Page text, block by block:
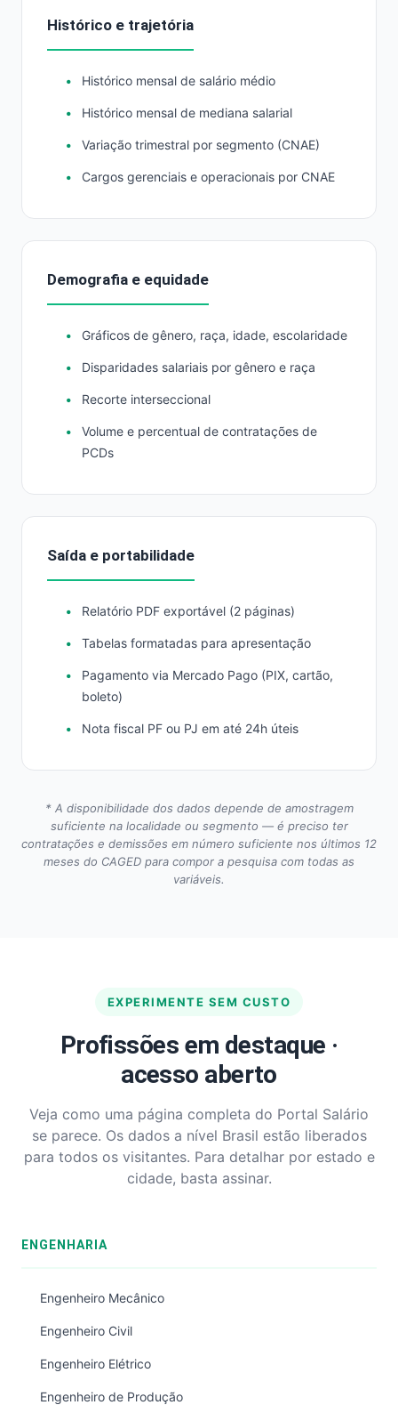
Histórico e trajetória
Histórico mensal de salário médio
Histórico mensal de mediana salarial
Variação trimestral por segmento (CNAE)
Cargos gerenciais e operacionais por CNAE
Demografia e equidade
Gráficos de gênero, raça, idade, escolaridade
Disparidades salariais por gênero e raça
Recorte interseccional
Volume e percentual de contratações de
PCDs
Saída e portabilidade
Relatório PDF exportável (2 páginas)
Tabelas formatadas para apresentação
Pagamento via Mercado Pago (PIX, cartão,
boleto)
Nota fiscal PF ou PJ em até 24h úteis
* A disponibilidade dos dados depende de amostragem
suficiente na localidade ou segmento — é preciso ter
contratações e demissões em número suficiente nos últimos 12
meses do CAGED para compor a pesquisa com todas as
variáveis.
EXPERIMENTE SEM CUSTO
Profissões em destaque ·
acesso aberto
Veja como uma página completa do Portal Salário
se parece. Os dados a nível Brasil estão liberados
para todos os visitantes. Para detalhar por estado e
cidade, basta assinar.
ENGENHARIA
Engenheiro Mecânico
Engenheiro Civil
Engenheiro Elétrico
Engenheiro de Produção